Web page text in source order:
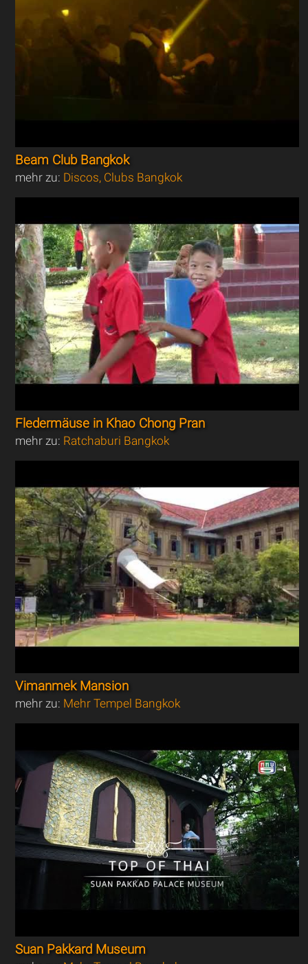
Beam Club Bangkok
mehr zu: Discos, Clubs Bangkok
Fledermäuse in Khao Chong Pran
mehr zu: Ratchaburi Bangkok
Vimanmek Mansion
mehr zu: Mehr Tempel Bangkok
Suan Pakkard Museum